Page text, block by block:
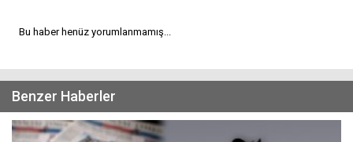
Bu haber henüz yorumlanmamış...
Benzer Haberler